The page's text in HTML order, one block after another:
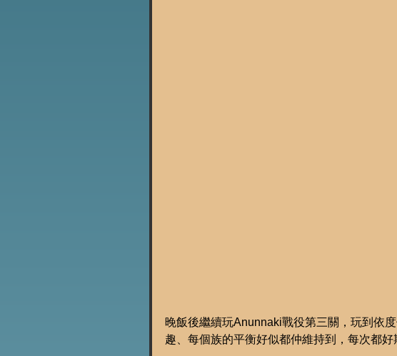
晚飯後繼續玩Anunnaki戰役第三關，玩到依
趣、每個族的平衡好似都仲維持到，每次都